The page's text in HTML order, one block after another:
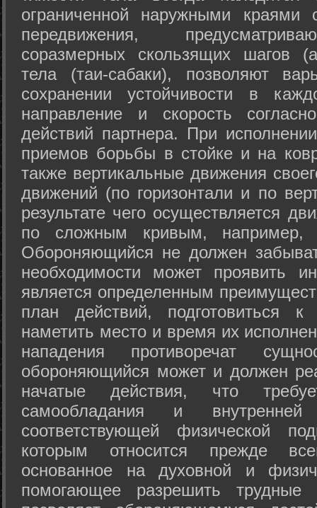
ограниченной наружными краями
передвижения,
соразмерных скользящих шагов
тела (таи-сабаки), позволяют
сохранении устойчивости в
направление и скорость
действий партнера. При
приемов борьбы в стойке и на
также вертикальные движения
движений (по горизонтали и по
результате чего осуществляется
по сложным кривым, например,
Обороняющийся не должен
необходимости может проявить
является определенным
план действий, подготовиться
наметить место и время их
нападения противоречат
обороняющийся может и должен
начатые действия, что
самообладания и
соответствующей физической
которым относится прежде
основанное на духовной и
помогающее разрешить